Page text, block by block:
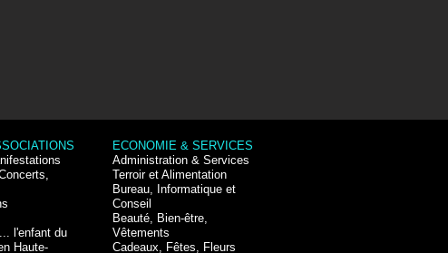
l'enfant du
Haute-
ECONOMIE & SERVICES
Administration & Services
Terroir et Alimentation
Bureau, Informatique et
Conseil
Beauté, Bien-être,
Vêtements
Cadeaux, Fêtes, Fleurs